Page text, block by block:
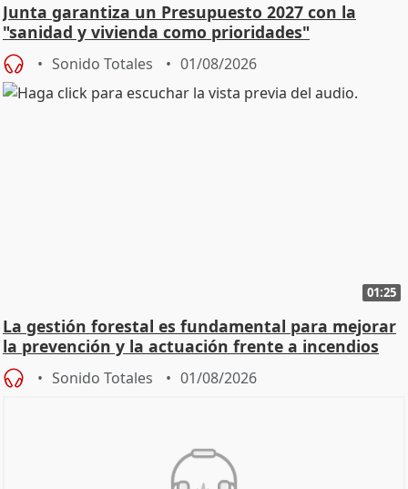
Junta garantiza un Presupuesto 2027 con la
"sanidad y vivienda como prioridades"
Sonido Totales 01/08/2026
01:25
La gestión forestal es fundamental para mejorar
la prevención y la actuación frente a incendios
Sonido Totales 01/08/2026